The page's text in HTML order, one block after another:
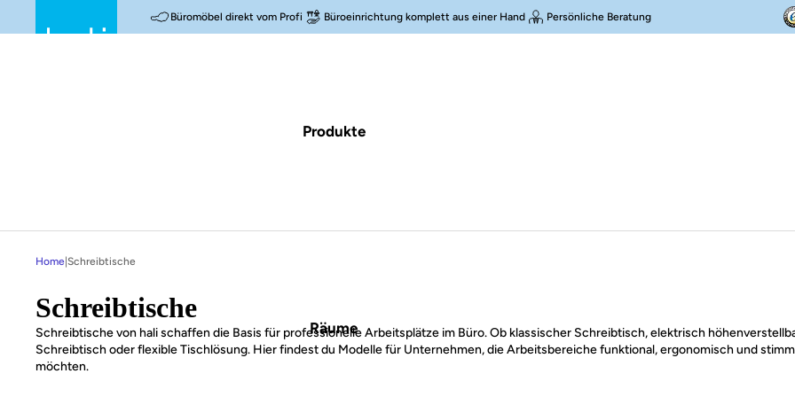
Büromöbel direkt vom Profi Büroeinrichtung komplett aus einer Hand Persönliche Beratung
Produkte
Räume
Home Schreibtische
Schreibtische
Schreibtische von hali schaffen die Basis für professionelle Arbeitsplätze im Büro. Ob klassischer Schreibtisch, elektrisch
Schreibtisch oder flexible Tischlösung. Hier findest du Modelle für Unternehmen, die Arbeitsbereiche funktional, ergonomisch und
möchten.